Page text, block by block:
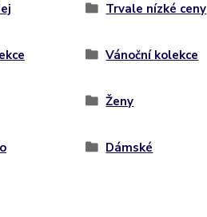
Trvale nízké ceny
Vánoční kolekce
Ženy
Dámské